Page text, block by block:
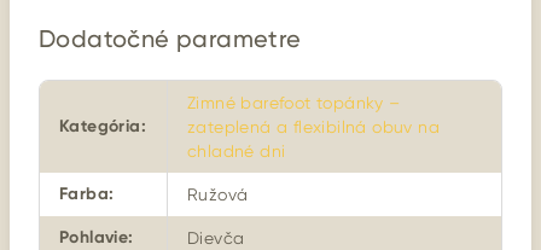
Dodatočné parametre
Kategória:
Zimné barefoot topánky –
zateplená a flexibilná obuv na
chladné dni
Farba: Ružová
Pohlavie: Dievča